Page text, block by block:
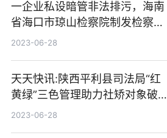
一企业私设暗管非法排污，海南
省海口市琼山检察院制发检察建
议|天天最新
2023-06-28
天天快讯:陕西平利县司法局“红
黄绿”三色管理助力社矫对象破茧
重生
2023-06-28